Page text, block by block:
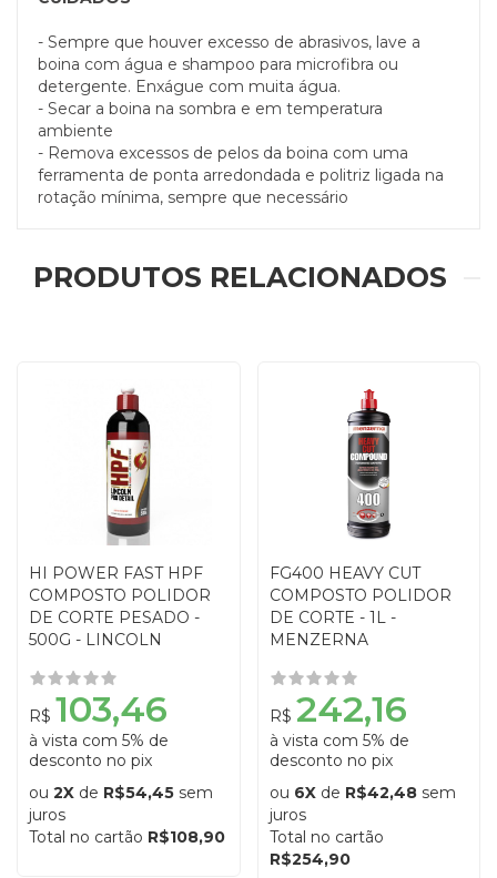
- Sempre que houver excesso de abrasivos, lave a
boina com água e shampoo para microfibra ou
detergente. Enxágue com muita água.
- Secar a boina na sombra e em temperatura
ambiente
- Remova excessos de pelos da boina com uma
ferramenta de ponta arredondada e politriz ligada na
rotação mínima, sempre que necessário
PRODUTOS RELACIONADOS
HI POWER FAST HPF
COMPOSTO POLIDOR
DE CORTE PESADO -
500G - LINCOLN
R$ 103,46
à vista com 5% de
desconto no pix
ou 2X de R$54,45 sem
juros
Total no cartão R$108,90
FG400 HEAVY CUT
COMPOSTO POLIDOR
DE CORTE - 1L -
MENZERNA
R$ 242,16
à vista com 5% de
desconto no pix
ou 6Xde R$42,48sem
juros
Total no cartão
R$254,90